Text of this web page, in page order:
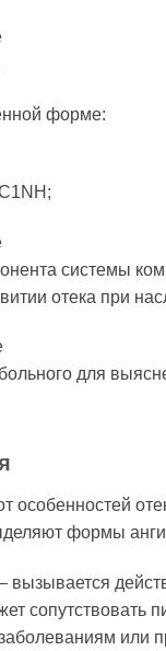
форме:
системы
отека при
для
особенностей
формы
вызывается
сопутствовать
или